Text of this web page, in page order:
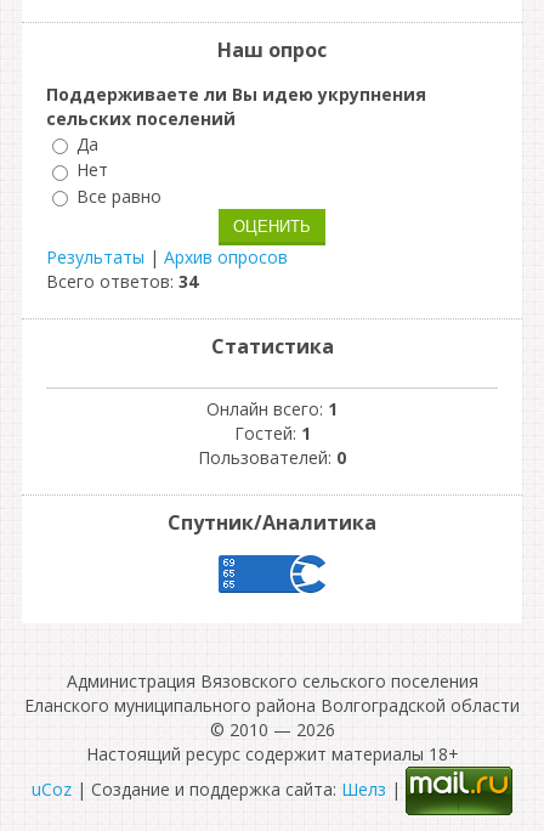
Наш опрос
Поддерживаете ли Вы идею укрупнения
сельских поселений
Да
Нет
Все равно
Результаты | Архив опросов
Всего ответов: 34
Статистика
Онлайн всего: 1
Гостей: 1
Пользователей: 0
Спутник/Аналитика
Администрация Вязовского сельского поселения
Еланского муниципального района Волгоградской области
© 2010 — 2026
Настоящий ресурс содержит материалы 18+
uCoz | Создание и поддержка сайта: Шелз |